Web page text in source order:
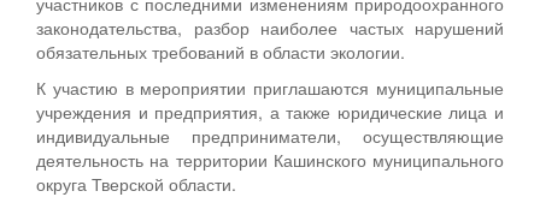
законодательства, разбор наиболее частых нарушений
обязательных требований в области экологии.
К участию в мероприятии приглашаются муниципальные
учреждения и предприятия, а также юридические лица и
индивидуальные предприниматели, осуществляющие
деятельность на территории Кашинского муниципального
округа Тверской области.